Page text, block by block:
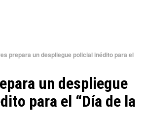
prepara un despliegue policial inédito para el
un despliegue
para el “Día de la